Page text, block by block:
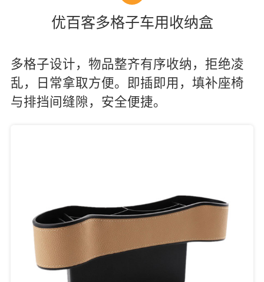
优百客多格子车用收纳盒
多格子设计，物品整齐有序收纳，拒绝凌
乱，日常拿取方便。即插即用，填补座椅
与排挡间缝隙，安全便捷。